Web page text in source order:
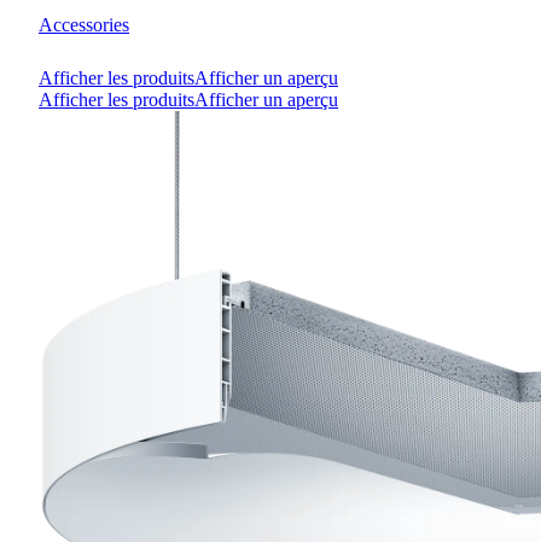
Accessories
Afficher les produitsAfficher un aperçu
Afficher les produitsAfficher un aperçu